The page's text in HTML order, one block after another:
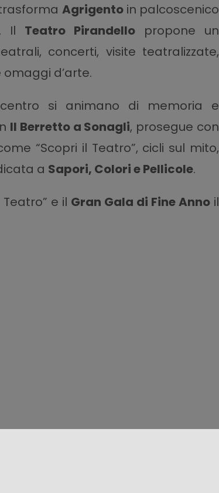
Agrigentoin palcoscenico
Il Teatro Pirandello propone un
concerti, visite teatralizzate,
d’arte.
si animano di memoria e
Il Berretto a Sonagli, prosegue con
“Scopri il Teatro”, cicli sul mito,
a Sapori, Colori e Pellicole.
e il Gran Gala di Fine Anno il